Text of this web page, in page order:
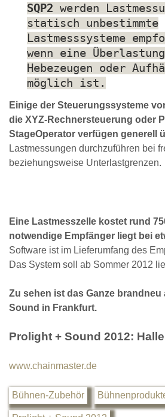
SQP2 werden
statisch unbestimmte
Lastmesssysteme
wenn eine
Hebezeugen oder
möglich ist.
Einige der Steuerungssysteme
die XYZ-Rechnersteuerung oder
StageOperator verfügen generell
Lastmessungen durchzuführen bei
beziehungsweise Unterlastgrenzen.
Eine Lastmesszelle kostet rund
notwendige Empfänger liegt bei
Software ist im Lieferumfang des
Das System soll ab Sommer 2012
Zu sehen ist das Ganze brandneu
Sound in Frankfurt.
Prolight + Sound 2012:
www.chainmaster.de
Bühnen-Zubehör